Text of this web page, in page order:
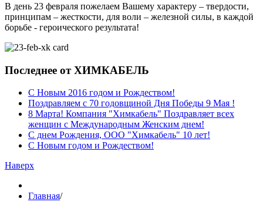
В день 23 февраля пожелаем Вашему характеру – твердости,
принципам – жесткости, для воли – железной силы, в каждой
борьбе - героического результата!
Последнее от ХИМКАБЕЛЬ
C Новым 2016 годом и Рождеством!
Поздравляем с 70 годовщиной Дня Победы 9 Мая !
8 Марта! Компания "Химкабель" Поздравляет всех
женщин с Международным Женским днем!
С днем Рождения, ООО "Химкабель" 10 лет!
C Новым годом и Рождеством!
Наверх
Главная/